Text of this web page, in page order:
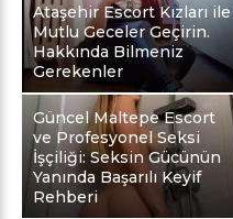
Ataşehir Escort Kızları ile
Mutlu Geceler Geçirin.
Hakkında Bilmeniz
Gerekenler
Güncel Maltepe Escort
ve Profesyonel Seksi
İşçiliği: Seksin Gücünün
Yanında Başarılı Keyif
Rehberi